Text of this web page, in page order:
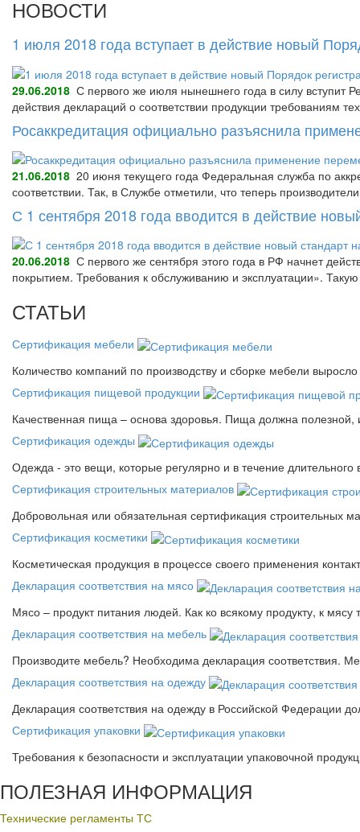
НОВОСТИ
1 июля 2018 года вступает в действие новый
29.06.2018 С первого же июля нынешнего года в силу вступит
действия деклараций о соответствии продукции требованиям
Росаккредитация официально разъяснила
21.06.2018 20 июня текущего года Федеральная служба по
соответствии. Так, в Службе отметили, что теперь
С 1 сентября 2018 года вводится в действие
20.06.2018 С первого же сентября этого года в РФ начнет
покрытием. Требования к обслуживанию и эксплуатации».
СТАТЬИ
Сертификация мебели
Количество компаний по производству и сборке мебели
Сертификация пищевой продукции
Качественная пища – основа здоровья. Пища должна
Сертификация одежды
Одежда - это вещи, которые регулярно и в течение
Сертификация строительных материалов
Добровольная или обязательная сертификация строительных
Сертификация косметики
Косметическая продукция в процессе своего применения
Декларация соответствия на мясо
Мясо – продукт питания людей. Как ко всякому продукту, к мясу
Декларация соответствия на мебель
Производите мебель? Необходима декларация соответствия.
Декларация соответствия на одежду
Декларация соответствия на одежду в Российской Федерации
Сертификация упаковки
Требования к безопасности и эксплуатации упаковочной
ПОЛЕЗНАЯ ИНФОРМАЦИЯ
Технические регламенты ТС